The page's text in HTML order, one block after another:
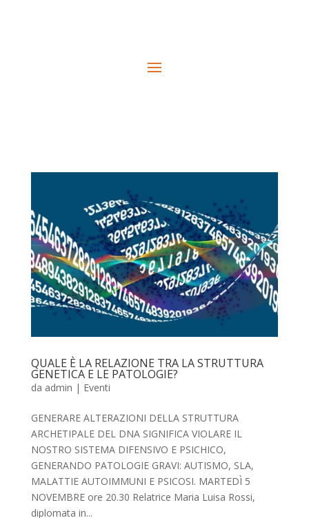
QUALE È LA RELAZIONE TRA LA STRUTTURA
GENETICA E LE PATOLOGIE?
da admin | Eventi
GENERARE ALTERAZIONI DELLA STRUTTURA
ARCHETIPALE DEL DNA SIGNIFICA VIOLARE IL
NOSTRO SISTEMA DIFENSIVO E PSICHICO,
GENERANDO PATOLOGIE GRAVI: AUTISMO, SLA,
MALATTIE AUTOIMMUNI E PSICOSI. MARTEDÌ 5
NOVEMBRE ore 20.30 Relatrice Maria Luisa Rossi,
diplomata in...